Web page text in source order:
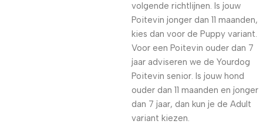
volgende richtlijnen. Is jouw
Poitevin jonger dan 11 maanden,
kies dan voor de Puppy variant.
Voor een Poitevin ouder dan 7
jaar adviseren we de Yourdog
Poitevin senior. Is jouw hond
ouder dan 11 maanden en jonger
dan 7 jaar, dan kun je de Adult
variant kiezen.